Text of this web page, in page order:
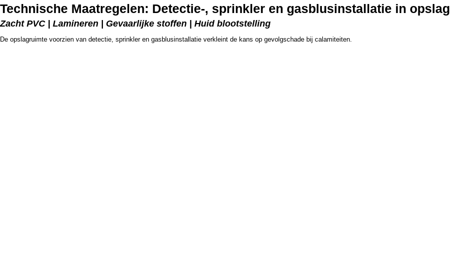
Technische Maatregelen: Detectie-, sprinkler en gasblusinstallatie in opslag
Zacht PVC | Lamineren | Gevaarlijke stoffen | Huid blootstelling
De opslagruimte voorzien van detectie, sprinkler en gasblusinstallatie verkleint de kans op gevolgschade bij calamiteiten.